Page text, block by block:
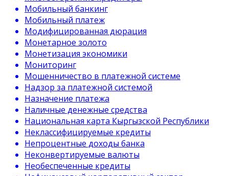
Мобильный банкинг
Мобильный платеж
Модифицированная дюрация
Монетарное золото
Монетизация экономики
Мониторинг
Мошенничество в платежной системе
Надзор за платежной системой
Назначение платежа
Наличные денежные средства
Национальная карта Кыргызской Республики
Неклассифицируемые кредиты
Непроцентные доходы банка
Неконвертируемые валюты
Необеспеченные кредиты